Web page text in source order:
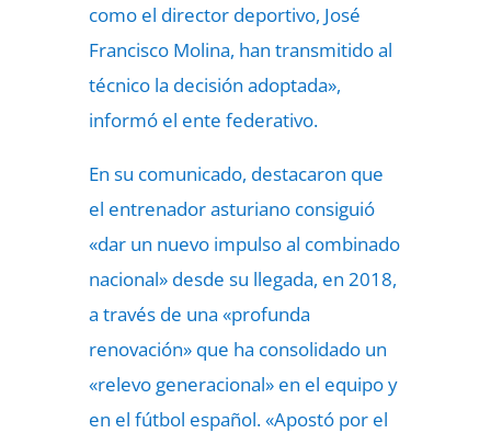
como el director deportivo, José
Francisco Molina, han transmitido al
técnico la decisión adoptada»,
informó el ente federativo.
En su comunicado, destacaron que
el entrenador asturiano consiguió
«dar un nuevo impulso al combinado
nacional» desde su llegada, en 2018,
a través de una «profunda
renovación» que ha consolidado un
«relevo generacional» en el equipo y
en el fútbol español. «Apostó por el